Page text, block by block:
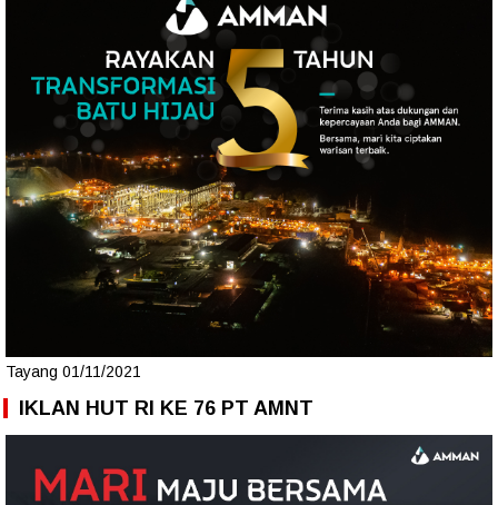
Tayang 01/11/2021
IKLAN HUT RI KE 76 PT AMNT